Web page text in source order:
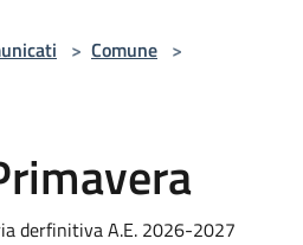
> Comune >
derfinitiva A.E. 2026-2027